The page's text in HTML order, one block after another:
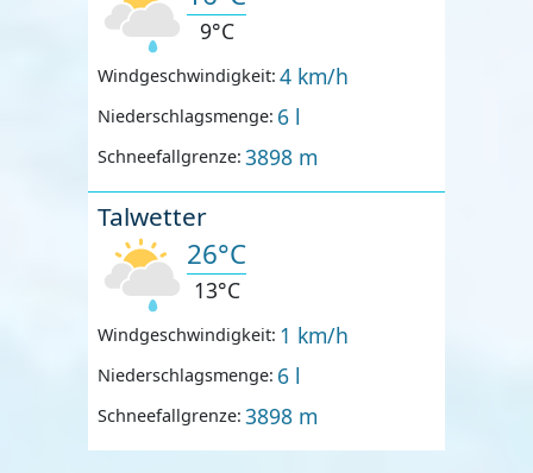
9°C
Windgeschwindigkeit: 4 km/h
Niederschlagsmenge: 6 l
Schneefallgrenze: 3898 m
Talwetter
26°C
13°C
Windgeschwindigkeit: 1 km/h
Niederschlagsmenge: 6 l
Schneefallgrenze: 3898 m